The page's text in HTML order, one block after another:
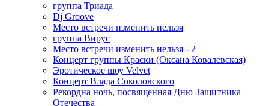
группа Триада
Dj Groove
Место встречи изменить нельзя
группа Вирус
Место встречи изменить нельзя - 2
Концерт группы Краски (Оксана Ковалевская)
Эротическое шоу Velvet
Концерт Влада Соколовского
Рекордна ночь, посвященная Дню Защитника
Отечества